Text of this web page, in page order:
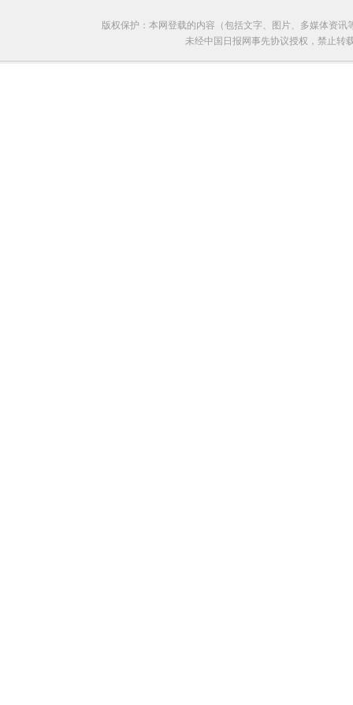
版权保护：本网登载的内容（包括文字、图片、多媒体资
未经中国日报网事先协议授权，禁止转